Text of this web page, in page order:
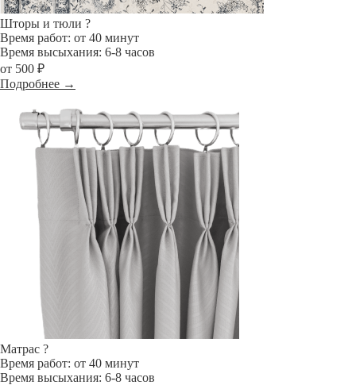
Шторы и тюли ?
Время работ: от 40 минут
Время высыхания: 6-8 часов
от 500 ₽
Подробнее →
Матрас ?
Время работ: от 40 минут
Время высыхания: 6-8 часов